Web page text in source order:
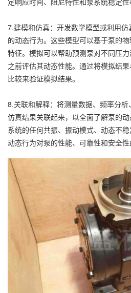
7.建模和仿真：开发数学模型或利用
的动态行为。这些模型可以基于泵的
特征。模拟可以帮助预测泵对不同压
之前评估其动态性能。通过将模拟结
比较来验证模拟结果。
8.关联和解释：将测量数据、频率分
仿真结果关联起来，以全面了解泵的
系统的任何共振、振动模式、动态不
动态行为对泵的性能、可靠性和安全性